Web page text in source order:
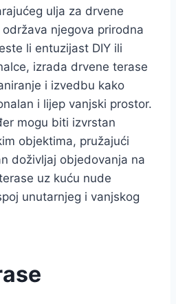
ulja za drvene
njegova prirodna
li entuzijast DIY ili
izrada drvene terase
i izvedbu kako
i lijep vanjski prostor.
mogu biti izvrstan
objektima, pružajući
doživljaj objedovanja na
uz kuću nude
unutarnjeg i vanjskog